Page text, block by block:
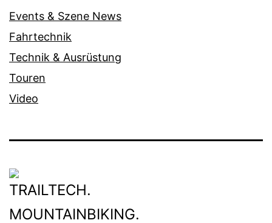
Events & Szene News
Fahrtechnik
Technik & Ausrüstung
Touren
Video